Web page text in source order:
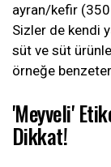
ayran/kefir (350
Sizler de kendi
süt ve süt
örneğe
'Meyveli'
Dikkat!